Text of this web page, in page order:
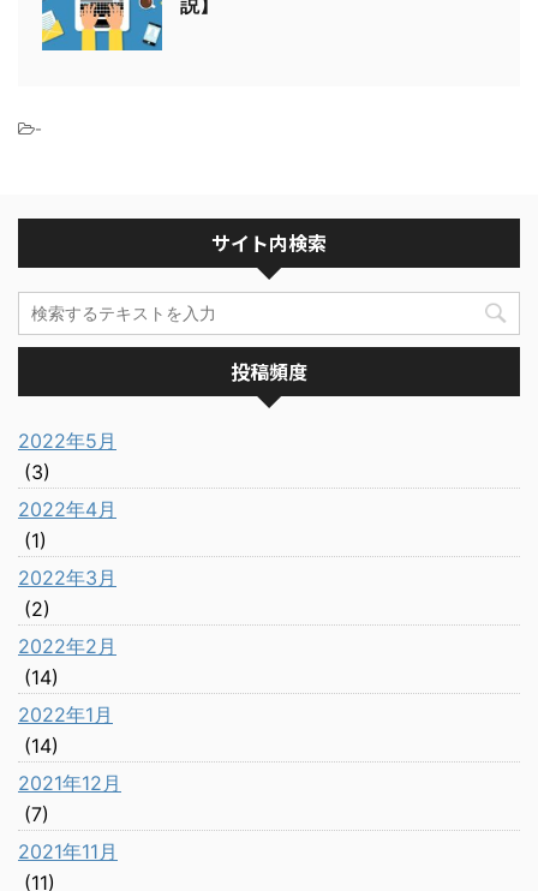
説】
-
サイト内検索
投稿頻度
2022年5月
(3)
2022年4月
(1)
2022年3月
(2)
2022年2月
(14)
2022年1月
(14)
2021年12月
(7)
2021年11月
(11)